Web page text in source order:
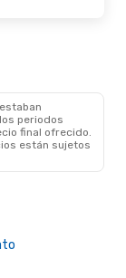
periodos
final ofrecido.
están sujetos